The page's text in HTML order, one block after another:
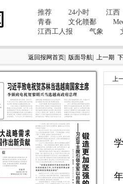
返回报网首页| 版面导航| 上一期
上